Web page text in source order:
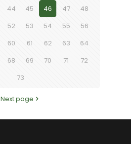
44 45 46 47
48
52 53 54 55
56
60 61 62 63
64
68 69 70 71
72
73
Next page